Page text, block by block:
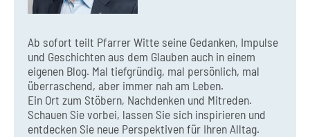
Ab sofort teilt Pfarrer Witte seine Gedanken, Impulse
und Geschichten aus dem Glauben auch in einem
eigenen Blog. Mal tiefgründig, mal persönlich, mal
überraschend, aber immer nah am Leben.
Ein Ort zum Stöbern, Nachdenken und Mitreden.
Schauen Sie vorbei, lassen Sie sich inspirieren und
entdecken Sie neue Perspektiven für Ihren Alltag.